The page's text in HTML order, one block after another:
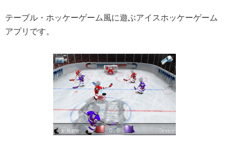
テーブル・ホッケーゲーム風に遊ぶアイスホッケーゲーム
アプリです。